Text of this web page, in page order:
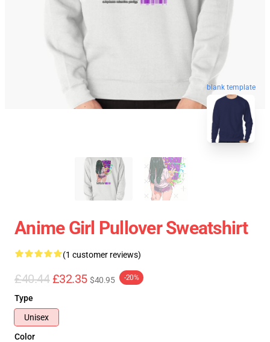
blank template
Anime Girl Pullover Sweatshirt
(1 customer reviews)
£40.44 £32.35 $40.95 -20%
Type
Unisex
Color